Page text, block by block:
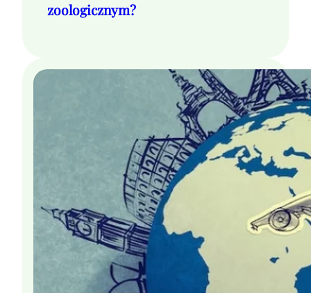
zoologicznym?